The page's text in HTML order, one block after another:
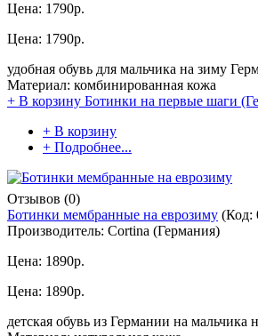
Цена: 1790р.
Цена: 1790р.
удобная обувь для мальчика на зиму
Материал: комбинированная кожа
+ В корзину Ботинки на первые шаги
+ В корзину
+ Подробнее...
Отзывов (0)
Ботинки мембранные на еврозиму (Код:
Производитель: Cortina (Германия)
Цена: 1890р.
Цена: 1890р.
детская обувь из Германии на мальчика